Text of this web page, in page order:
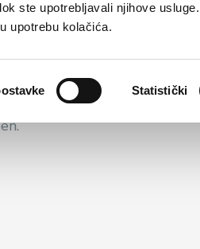
ste upotrebljavali njihove
upotrebu kolačića.
Statistički
überzeugen. An der
Sie werden von den